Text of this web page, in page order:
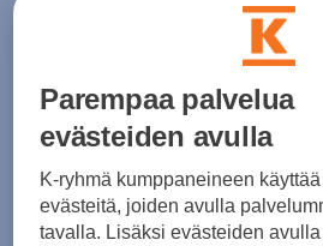
Normaalihinta: 59,90 €
30pv alin hinta: 49,99 €
Väri Musta
Parempaa palvelua
evästeiden avulla
K-ryhmä kumppaneineen
evästeitä, joiden avulla
tavalla. Lisäksi evästeiden